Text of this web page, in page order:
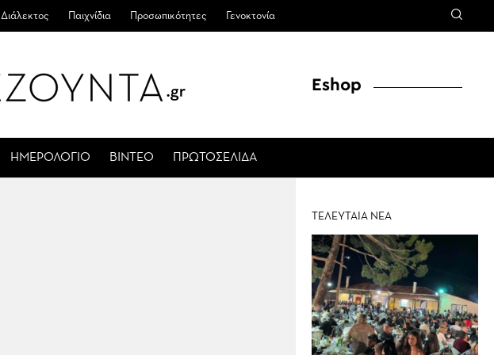
Διάλεκτος Παιχνίδια Προσωπικότητες Γενοκτονία
ΗΜΕΡΟΛΟΓΙΟ ΒΙΝΤΕΟ ΠΡΩΤΟΣΕΛΙΔΑ
Eshop
ΤΕΛΕΥΤΑΙΑ ΝΕΑ